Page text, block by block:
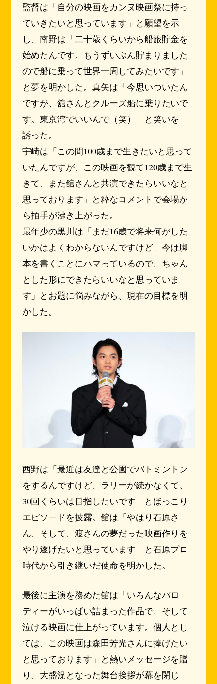
監督は「自分の映画をカンヌ映画祭に持っ
ていきたいと思っています」と願望を示
し、南野は「二十歳くらいから船旅貯金を
始めたんです。もうずいぶん貯まりました
ので船に乗って世界一周してみたいです」
と夢を明かした。真矢は「今思いついたん
ですが、舘さんとクルーズ船に乗りたいで
す。東京湾でいいんで（笑）」と笑いを
誘った。
宇崎は「この間100歳まで生きたいと思って
いたんですが、この映画を観て120歳まで生
きて、また舘さんと共演できたらいいなと
思っております」と粋なコメントで会場か
ら拍手が沸き上がった。
最年少の黒川は「まだ16歳で将来何がした
いかはよくわからないんですけど、今は脚
本を書くことにハマっているので、ちゃん
とした形にできたらいいなと思っていま
す」とお題に悩みながら、現在の目標を明
かした。
西野は「最近は友達と公園でバトミントン
をするんですけど、ラリーが続かなくて、
30回くらいは目指したいです」とほっこり
エピソードを披露。舘は「やはり石原さ
ん、そして、渡さんの夢だった映画作りを
やり遂げたいと思っています」と石原プロ
時代から引き継いだ使命を明かした。
最後に主演を務めた舘は「いろんなパロ
ディーがいっぱい詰まった作品で、そして
泣ける映画に仕上がっています。個人とし
ては、この映画は森田芳光さんに捧げたい
と思っております」と熱いメッセージを贈
り、大盛況となった舞台挨拶が幕を閉じ